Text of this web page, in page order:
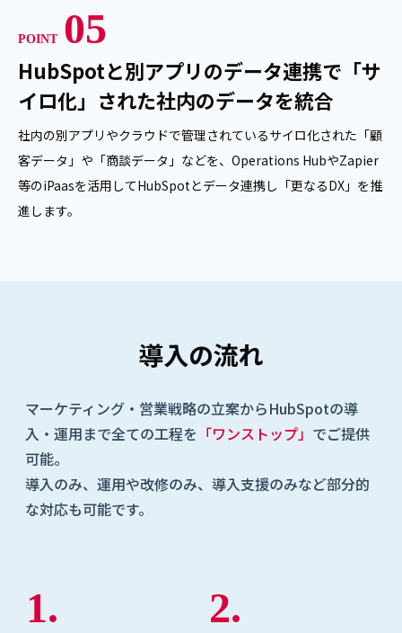
POINT 05
HubSpotと別アプリのデータ連携で「サ
イロ化」された社内のデータを統合
社内の別アプリやクラウドで管理されているサイロ化された「顧
客データ」や「商談データ」などを、Operations HubやZapier
等のiPaasを活用してHubSpotとデータ連携し「更なるDX」を推
進します。
導入の流れ
マーケティング・営業戦略の立案からHubSpotの導
入・運用まで全ての工程を 「ワンストップ」 でご提供
可能。
導入のみ、運用や改修のみ、導入支援のみなど部分的
な対応も可能です。
1. 2.